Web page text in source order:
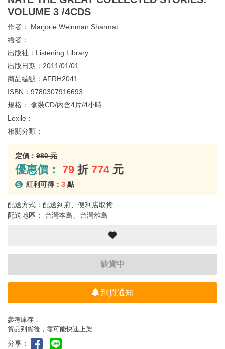
VOLUME 3 /4CDS
作者： Marjorie Weinman Sharmat
繪者：
出版社： Listening Library
出版日期： 2011/01/01
商品編號： AFRH2041
ISBN： 9780307916693
規格： 盒裝CD/內含4片/4小時
Lexile：
相關分類：
定價： 980 元
優惠價： 79 折 774 元
紅利可得： 3 點
配送方式：配送到府、便利店取貨
配送地區： 台灣本島、台灣離島
缺貨中
到貨通知
參考庫存：
貨品到貨後，盡可能快速上架
分享：